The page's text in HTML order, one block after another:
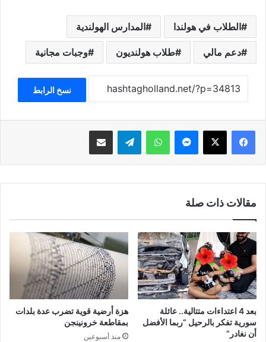
الطلاب في هولندا المدارس الهولندية
دعم مالي طلاب هولنديون وجبات مجانية
نسخ الرابط
فيسبوك ‫X ماسنجر واتساب تيلقرام مشاركة عبر البريد
مقالات ذات صلة
بعد 4 اعتداءات متتالية.. عائلة
سورية تفكر بالرحيل “ربما الأفضل
أن نغادر”
هزة أرضية قوية تضرب عدة بلدات
بمقاطعة خرونينجن
منذ أسبوعين